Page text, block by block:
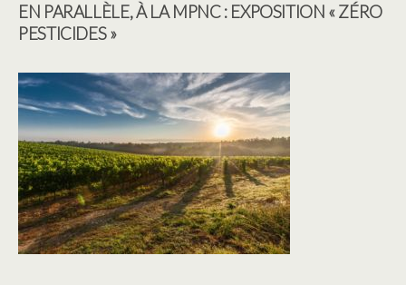
EN PARALLÈLE, À LA MPNC : EXPOSITION « ZÉRO
PESTICIDES »